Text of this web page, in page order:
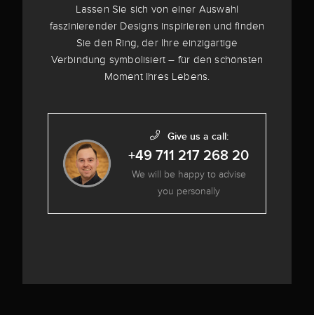
Lassen Sie sich von einer Auswahl
faszinierender Designs inspirieren und finden
Sie den Ring, der Ihre einzigartige
Verbindung symbolisiert – für den schönsten
Moment Ihres Lebens.
Give us a call:
+49 711 217 268 20
We will be happy to advise
you personally